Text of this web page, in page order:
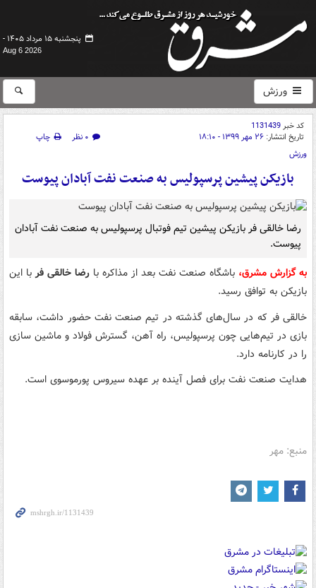
پنجشنبه ۱۵ مرداد ۱۴۰۵ -
Aug 6 2026
ورزش
کد خبر1131439
تاریخ انتشار: ۲۶ مهر ۱۳۹۹ - ۱۸:۱۰ ۰ نظر
چاپ
ورزش
بازیکن پیشین پرسپولیس به صنعت نفت آبادان پیوست
رضا خالقی فر بازیکن پیشین تیم فوتبال پرسپولیس به صنعت نفت آبادان
پیوست.
به گزارش مشرق، باشگاه صنعت نفت بعد از مذاکره با رضا خالقی فربا این
بازیکن به توافق رسید.
خالقی فر که در سال‌های گذشته در تیم صنعت نفت حضور داشت، سابقه
بازی در تیم‌هایی چون پرسپولیس، راه آهن، گسترش فولاد و ماشین سازی
را در کارنامه دارد.
هدایت صنعت نفت برای فصل آینده بر عهده سیروس پورموسوی است.
منبع: مهر